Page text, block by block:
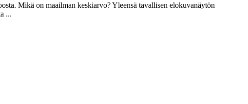
Mikä on maailman keskiarvo? Yleensä tavallisen elokuvanäytön
...